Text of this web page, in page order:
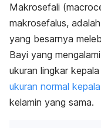
Makrosefali (
makrosefalus,
yang besarnya
Bayi yang
ukuran lingkar
ukuran normal
kelamin yang sama.